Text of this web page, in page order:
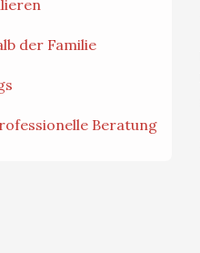
der Familie
Beratung